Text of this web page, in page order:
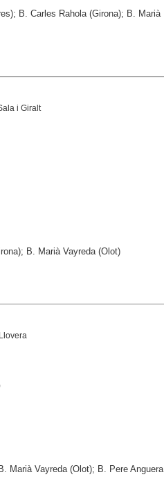
B. Carles Rahola (Girona); B. Marià
i Giralt
B. Marià Vayreda (Olot)
Marià Vayreda (Olot); B. Pere Anguera